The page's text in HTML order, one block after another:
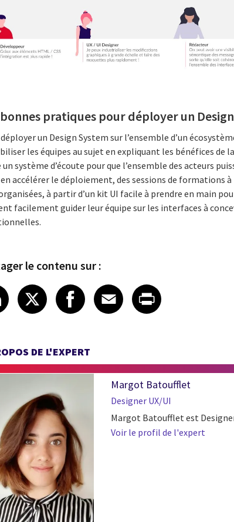
bonnes pratiques pour déployer un
un Design System sur l’ensemble d’un
les équipes au sujet en expliquant les bénéfices
un système d’écoute pour que l’ensemble des acteurs
accélérer le déploiement, des sessions de formations
à partir d’un kit UI facile à prendre en main
facilement guider leur équipe sur les interfaces à
le contenu sur :
article on LinkedIn
LinkedIn
Share article on X
XShare article on
Facebook
Share article on
Email
Share article
DE L'EXPERT
Margot Batoufflet
Designer UX/UI
Margot Batoufflet est Designer
Voir le profil de l'expert